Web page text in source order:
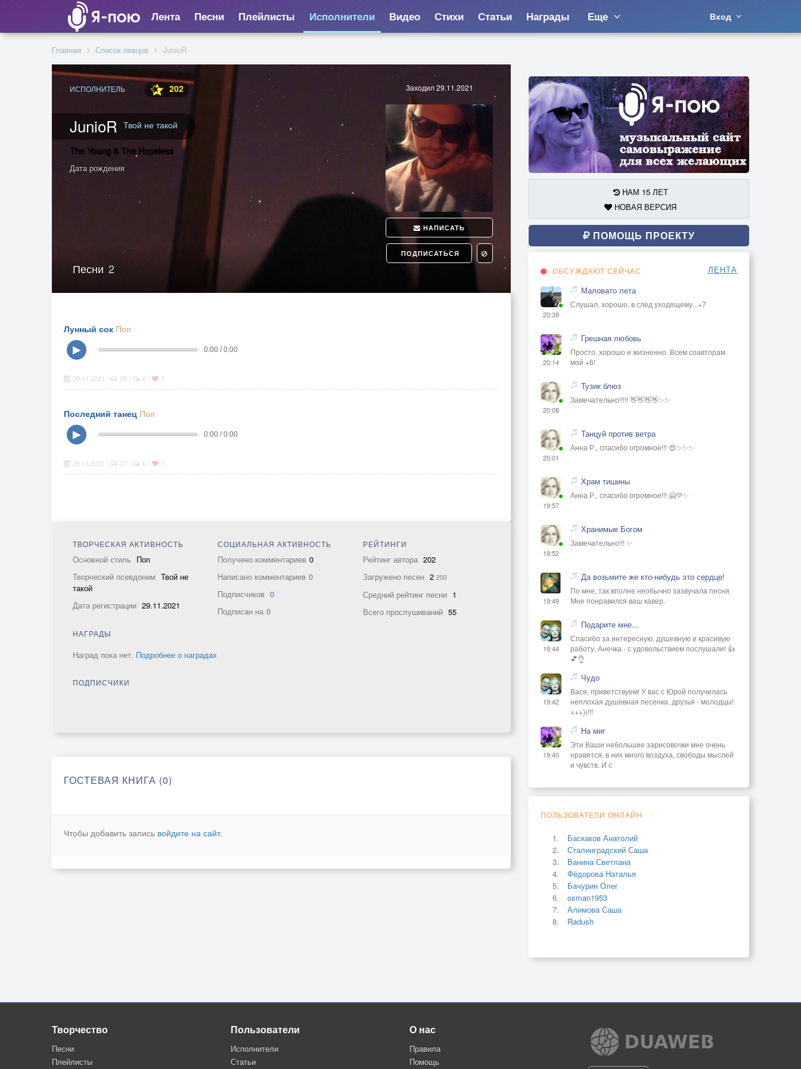
Лента Песни Плейлисты Исполнители Видео Стихи Статьи Награды Еще Вход
Главная Список певцов JunioR
ИСПОЛНИТЕЛЬ 202
JunioR Твой не такой
Заходил 29.11.2021
НАПИСАТЬ
ПОДПИСАТЬСЯ
The Young & The Hopeless
Дата рождения
Песни 2
Лунный сок Поп
▶
0:00 / 0:00
29.11.2021 28 0 1
Последний танец Поп
▶
0:00 / 0:00
29.11.2021 27 0 1
ТВОРЧЕСКАЯ АКТИВНОСТЬ
Основной стиль Поп
Творческий псевдоним Твой не
такой
Дата регистрации 29.11.2021
СОЦИАЛЬНАЯ АКТИВНОСТЬ
Получено комментариев 0
Написано комментариев 0
Подписчиков 0
Подписан на 0
РЕЙТИНГИ
Рейтинг автора 202
Загружено песен 2 200
Средний рейтинг песни 1
Всего прослушиваний 55
НАГРАДЫ
Наград пока нет. Подробнее о наградах
ПОДПИСЧИКИ
ГОСТЕВАЯ КНИГА (0)
Чтобы добавить запись войдите на сайт.
НАМ 15 ЛЕТ
НОВАЯ ВЕРСИЯ
ПОМОЩЬ ПРОЕКТУ
ОБСУЖДАЮТ СЕЙЧАС ЛЕНТА
20:39
Маловато лета
Слушал, хорошо, в след уходящему...+7
20:14
Грешная любовь
Просто, хорошо и жизненно. Всем соавторам
мой +6!
20:08
Тузик блюз
Замечательно!!!!! 👋👋👋👋✨✨
20:01
Танцуй против ветра
Анна Р., спасибо огромное!!! 😍✨✨✨
19:57
Храм тишины
Анна Р., спасибо огромное!!! 🤗💛✨
19:52
Хранимые Богом
Замечательно!!! ✨
19:49
Да возьмите же кто-нибудь это сердце!
По мне, так вполне необычно зазвучала песня.
Мне понравился ваш кавер.
19:44
Подарите мне...
Спасибо за интересную, душевную и красивую
работу, Анечка - с удовольствием послушали! 👍
💕👌
19:42
Чудо
Вася, приветствуем! У вас с Юрой получилась
неплохая душевная песенка, друзья - молодцы!
+++))!!!
19:40
На миг
Эти Ваши небольшие зарисовочки мне очень
нравятся, в них много воздуха, свободы мыслей
и чувств. И с
ПОЛЬЗОВАТЕЛИ ОНЛАЙН
Баскаков Анатолий
Сталинградский Саша
Ванина Светлана
Фёдорова Наталья
Бачурин Олег
osman1953
Алимова Саша
Radush
Творчество
Песни
Плейлисты
Пользователи
Исполнители
Статьи
О нас
Правила
Помощь